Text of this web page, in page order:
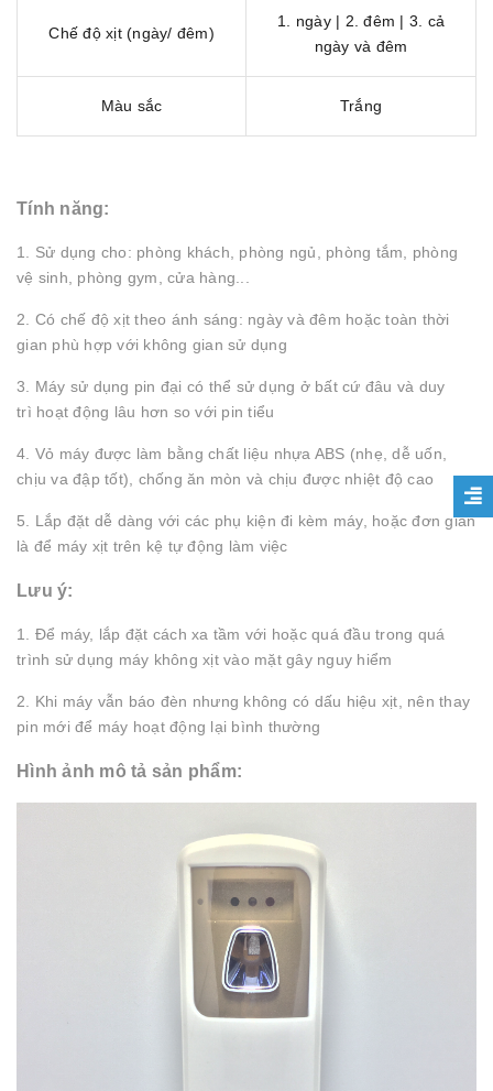
Chế độ xịt (ngày/ đêm)
1. ngày | 2. đêm | 3. cả
ngày và đêm
Màu sắc Trắng
Tính năng:
1. Sử dụng cho: phòng khách, phòng ngủ, phòng tắm, phòng
vệ sinh, phòng gym, cửa hàng...
2. Có chế độ xịt theo ánh sáng: ngày và đêm hoặc toàn thời
gian phù hợp với không gian sử dụng
3. Máy sử dụng pin đại có thể sử dụng ở bất cứ đâu và duy
trì hoạt động lâu hơn so với pin tiểu
4. Vỏ máy được làm bằng chất liệu nhựa ABS (nhẹ, dễ uốn,
chịu va đập tốt), chống ăn mòn và chịu được nhiệt độ cao
5. Lắp đặt dễ dàng với các phụ kiện đi kèm máy, hoặc đơn giản
là để máy xịt trên kệ tự động làm việc
Lưu ý:
1. Để máy, lắp đặt cách xa tầm với hoặc quá đầu trong quá
trình sử dụng máy không xịt vào mặt gây nguy hiểm
2. Khi máy vẫn báo đèn nhưng không có dấu hiệu xịt, nên thay
pin mới để máy hoạt động lại bình thường
Hình ảnh mô tả sản phẩm: